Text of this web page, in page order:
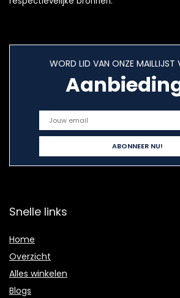
WORD LID VAN ONZE MAILLIJST
Snelle links
Home
Overzicht
Alles winkelen
Blogs